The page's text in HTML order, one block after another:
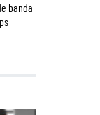
banda